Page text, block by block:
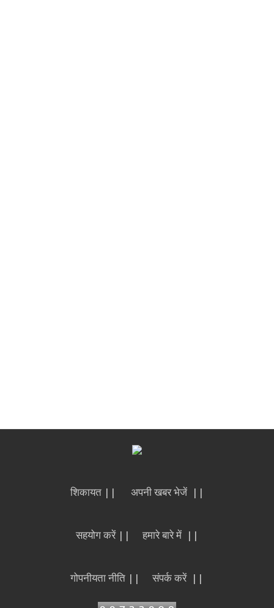
शिकायत || अपनी खबर भेजें ||
सहयोग करें || हमारे बारे में ||
गोपनीयता नीति || संपर्क करें ||